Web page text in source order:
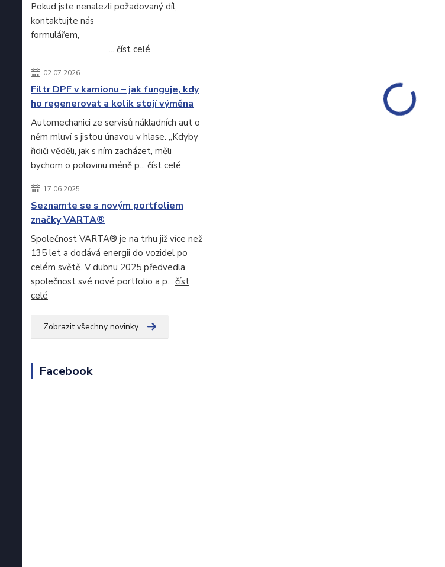
Pokud jste nenalezli požadovaný díl,
kontaktujte nás
formulářem,
... číst celé
02.07.2026
Filtr DPF v kamionu – jak funguje, kdy
ho regenerovat a kolik stojí výměna
Automechanici ze servisů nákladních aut o
něm mluví s jistou únavou v hlase. „Kdyby
řidiči věděli, jak s ním zacházet, měli
bychom o polovinu méně p... číst celé
17.06.2025
Seznamte se s novým portfoliem
značky VARTA®
Společnost VARTA® je na trhu již více než
135 let a dodává energii do vozidel po
celém světě. V dubnu 2025 předvedla
společnost své nové portfolio a p... číst
celé
Zobrazit všechny novinky
Facebook